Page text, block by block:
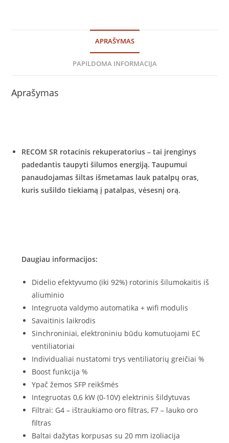
APRAŠYMAS
PAPILDOMA INFORMACIJA
Aprašymas
RECOM SR rotacinis rekuperatorius – tai įrenginys
padedantis taupyti šilumos energiją. Taupumui
panaudojamas šiltas išmetamas lauk patalpų oras,
kuris sušildo tiekiamą į patalpas, vėsesnį orą.
Daugiau informacijos:
Didelio efektyvumo (iki 92%) rotorinis šilumokaitis iš
aliuminio
Integruota valdymo automatika + wifi modulis
Savaitinis laikrodis
Sinchroniniai, elektroniniu būdu komutuojami EC
ventiliatoriai
Individualiai nustatomi trys ventiliatorių greičiai %
Boost funkcija %
Ypač žemos SFP reikšmės
Integruotas 0,6 kW (0-10V) elektrinis šildytuvas
Filtrai: G4 – ištraukiamo oro filtras, F7 – lauko oro
filtras
Baltai dažytas korpusas su 20 mm izoliacija